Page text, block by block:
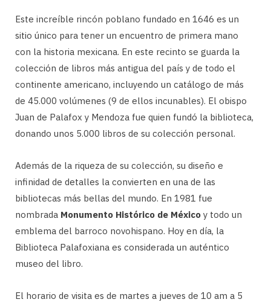
Este increíble rincón poblano fundado en 1646 es un
sitio único para tener un encuentro de primera mano
con la historia mexicana. En este recinto se guarda la
colección de libros más antigua del país y de todo el
continente americano, incluyendo un catálogo de más
de 45.000 volúmenes (9 de ellos incunables). El obispo
Juan de Palafox y Mendoza fue quien fundó la biblioteca,
donando unos 5.000 libros de su colección personal.
Además de la riqueza de su colección, su diseño e
infinidad de detalles la convierten en una de las
bibliotecas más bellas del mundo. En 1981 fue
nombrada Monumento Histórico de México y todo un
emblema del barroco novohispano. Hoy en día, la
Biblioteca Palafoxiana es considerada un auténtico
museo del libro.
El horario de visita es de martes a jueves de 10 am a 5